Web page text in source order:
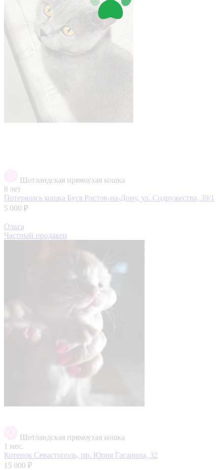
Шотландская прямоухая кошка
8 лет
Потерялась кошка Буся Ростов-на-Дону, ул. Содружества, 39/1
5 000 ₽
Ольга
Частный продавец
Шотландская прямоухая кошка
1 мес.
Котенок Севастополь, пр. Юрия Гагарина, 32
15 000 ₽